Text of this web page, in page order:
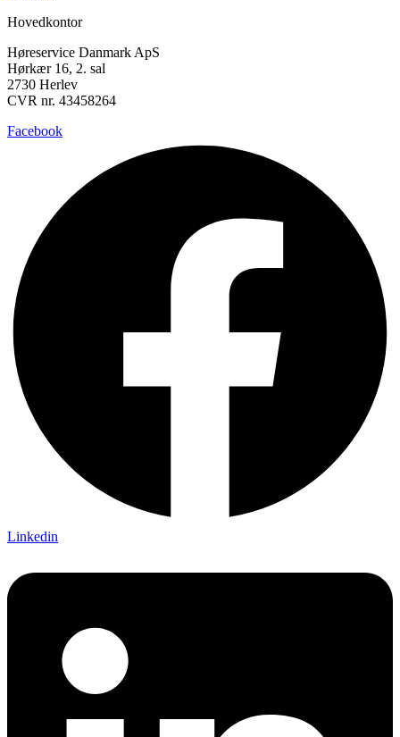
Hovedkontor
Høreservice Danmark ApS
Hørkær 16, 2. sal
2730 Herlev
CVR nr. 43458264
Facebook
Linkedin